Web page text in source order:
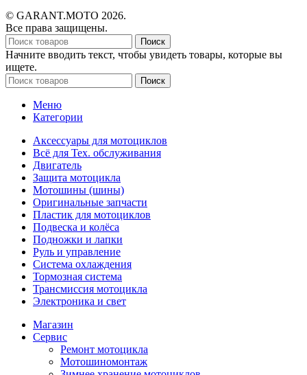
© GARANT.MOTO 2026.
Все права защищены.
Поиск
Начните вводить текст, чтобы увидеть товары, которые вы
ищете.
Поиск
Меню
Категории
Аксессуары для мотоциклов
Всё для Тех. обслуживания
Двигатель
Защита мотоцикла
Мотошины (шины)
Оригинальные запчасти
Пластик для мотоциклов
Подвеска и колёса
Подножки и лапки
Руль и управление
Система охлаждения
Тормозная система
Трансмиссия мотоцикла
Электроника и свет
Магазин
Сервис
Ремонт мотоцикла
Мотошиномонтаж